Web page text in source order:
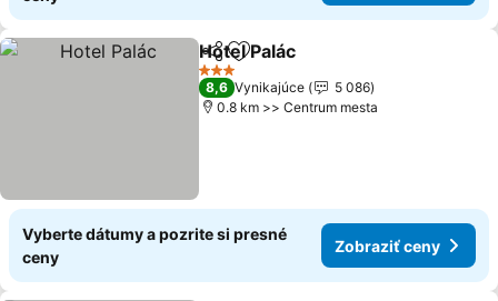
ZdieľaťPridať do obľúbených
Hotel Palác
3 Počet hviezdičiek
8,6 Vynikajúce
5 086
0.8 km >> Centrum mesta
Vyberte dátumy a pozrite si presné
ceny
Zobraziť ceny